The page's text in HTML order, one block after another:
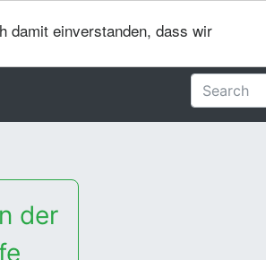
damit einverstanden, dass wir
der